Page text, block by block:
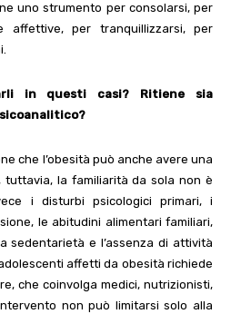
uno strumento per consolarsi, per
affettive, per tranquillizzarsi, per
in questi casi? Ritiene sia
che l’obesità può anche avere una
tuttavia, la familiarità da sola non è
i disturbi psicologici primari, i
le abitudini alimentari familiari,
sedentarietà e l’assenza di attività
affetti da obesità richiede
che coinvolga medici, nutrizionisti,
non può limitarsi solo alla